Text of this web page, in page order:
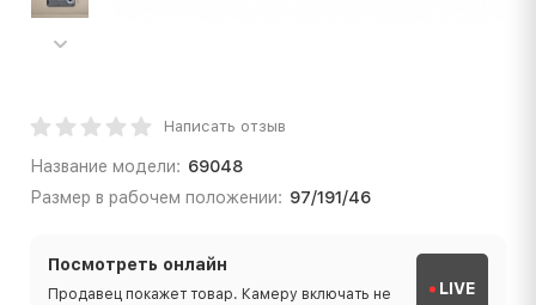
Написать отзыв
Название модели: 69048
Размер в рабочем положении: 97/191/46
Посмотреть онлайн
Продавец покажет товар. Камеру включать не
LIVE